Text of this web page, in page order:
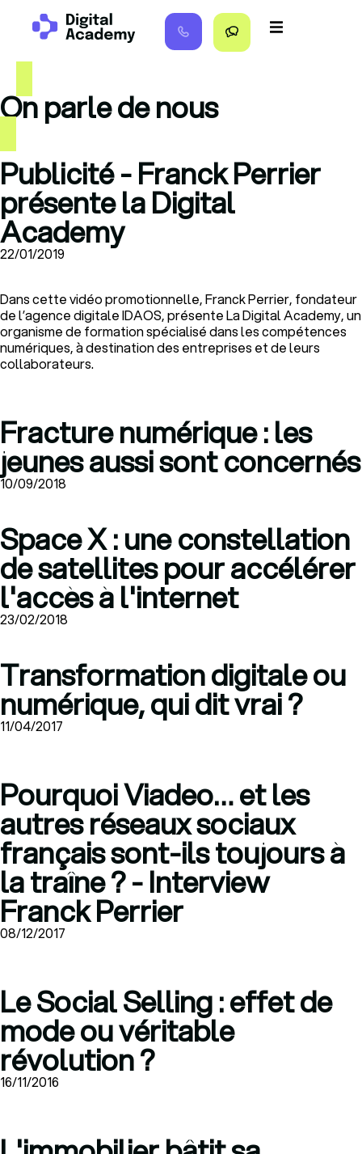
principal
On parle de nous
Publicité - Franck Perrier
présente la Digital
Academy
22/01/2019
Dans cette vidéo promotionnelle, Franck Perrier, fondateur
de l’agence digitale IDAOS, présente La Digital Academy, un
organisme de formation spécialisé dans les compétences
numériques, à destination des entreprises et de leurs
collaborateurs.
Fracture numérique : les
jeunes aussi sont concernés
10/09/2018
Space X : une constellation
de satellites pour accélérer
l'accès à l'internet
23/02/2018
Transformation digitale ou
numérique, qui dit vrai ?
11/04/2017
Pourquoi Viadeo… et les
autres réseaux sociaux
français sont-ils toujours à
la traîne ? - Interview
Franck Perrier
08/12/2017
Le Social Selling : effet de
mode ou véritable
révolution ?
16/11/2016